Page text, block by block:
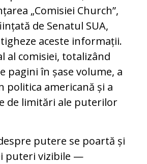
„Comisiei Church”,
de Senatul SUA,
aceste informații.
al comisiei, totalizând
pagini în șase volume, a
politica americană și a
de limitări ale puterilor
putere se poartă și
puteri vizibile —